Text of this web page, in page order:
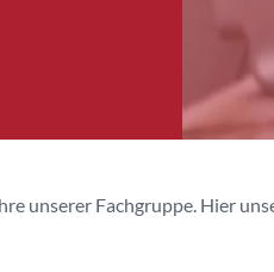
unserer Fachgruppe. Hier